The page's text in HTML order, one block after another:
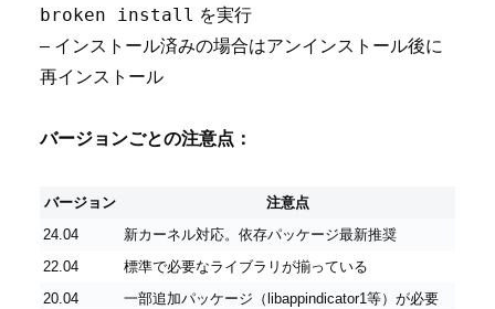
broken install を実行
– インストール済みの場合はアンインストール後に
再インストール
バージョンごとの注意点：
バージョン
注意点
24.04
新カーネル対応。依存パッケージ最新推奨
22.04
標準で必要なライブラリが揃っている
20.04
一部追加パッケージ（libappindicator1等）が必要